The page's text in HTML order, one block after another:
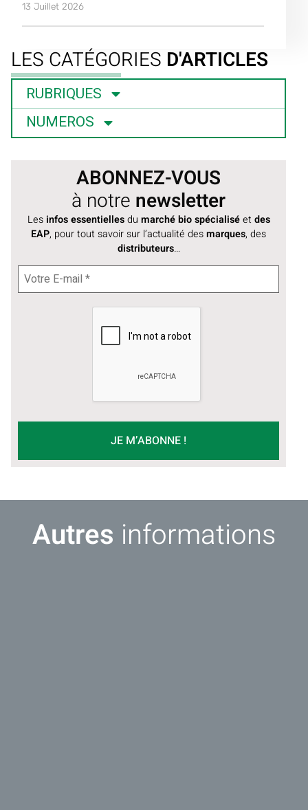
13 Juillet 2026
LES CATÉGORIES D'ARTICLES
RUBRIQUES
NUMEROS
ABONNEZ-VOUS
à notre newsletter
Les infos essentiellesdu marché bio spécialiséet des
EAP, pour tout savoir sur l’actualité desmarques, des
distributeurs…
Autres informations